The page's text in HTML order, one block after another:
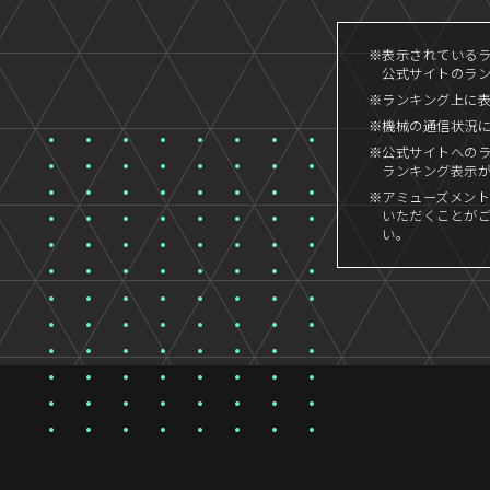
※表示されている
公式サイトのラ
※ランキング上に
※機械の通信状況
※公式サイトへの
ランキング表示
※アミューズメン
いただくことが
い。